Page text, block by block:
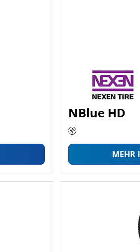
NBlue HD
MEHR